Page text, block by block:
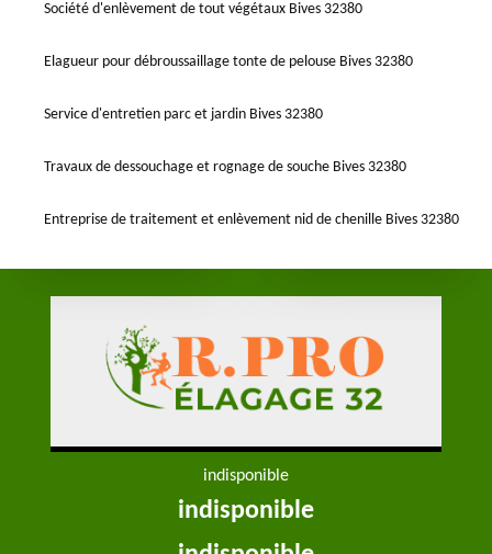
Société d'enlèvement de tout végétaux Bives 32380
Elagueur pour débroussaillage tonte de pelouse Bives 32380
Service d'entretien parc et jardin Bives 32380
Travaux de dessouchage et rognage de souche Bives 32380
Entreprise de traitement et enlèvement nid de chenille Bives 32380
indisponible
indisponible